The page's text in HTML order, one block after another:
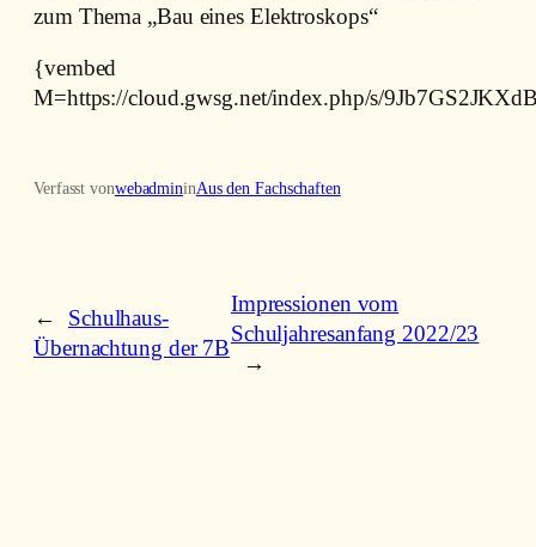
zum Thema „Bau eines Elektroskops“
{vembed
M=https://cloud.gwsg.net/index.php/s/
Verfasst vonwebadmininAus den Fachschaften
←
Schulhaus-
Übernachtung der 7B
Impressionen vom
Schuljahresanfang 2022/23
→